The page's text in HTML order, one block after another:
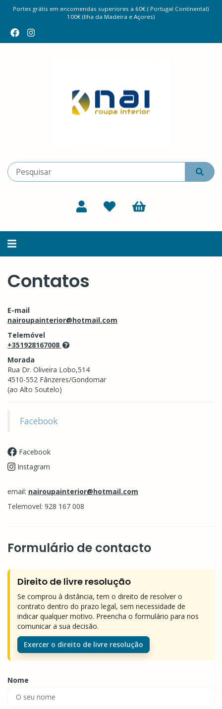
Portes grátis em encomendas superiores a 60€ ( Portugal Continental)
100€ (Ilha da Madeira e Açores)
Alternar
Contatos
E-mail
nairoupainterior@hotmail.com
Telemóvel
+351928167008
Morada
Rua Dr. Oliveira Lobo,514
4510-552 Fânzeres/Gondomar
(ao Alto Soutelo)
Facebook
Facebook
Instagram
email: nairoupainterior@hotmail.com
Telemovel: 928 167 008
Formulário de contacto
Direito de livre resolução
Se comprou à distância, tem o direito de resolver o
contrato dentro do prazo legal, sem necessidade de
indicar qualquer motivo. Preencha o formulário para nos
comunicar a sua decisão.
Exercer o direito de livre resolução
Nome